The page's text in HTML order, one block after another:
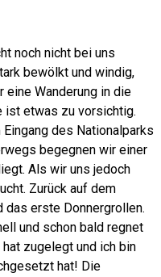
noch nicht bei uns
bewölkt und windig,
eine Wanderung in die
ist etwas zu vorsichtig.
des Nationalparks
begegnen wir einer
Als wir uns jedoch
Zurück auf dem
das erste Donnergrollen.
und schon bald regnet
zugelegt und ich bin
hat! Die